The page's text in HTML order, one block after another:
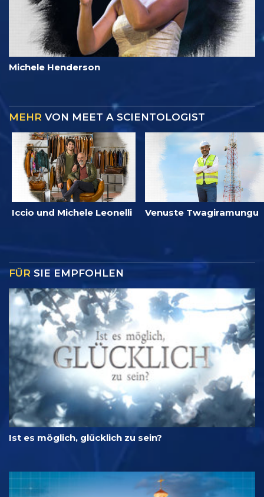
Michele Henderson
MEHR VON MEET A SCIENTOLOGIST
Iccio und Michele Leonelli Venuste Twagiramungu
FÜR SIE EMPFOHLEN
Ist es möglich, glücklich zu sein?